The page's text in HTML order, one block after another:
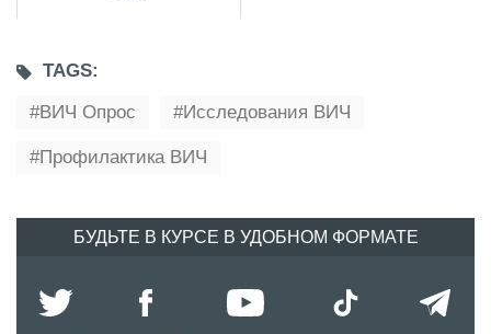
TAGS:
ВИЧ Опрос
Исследования ВИЧ
Профилактика ВИЧ
БУДЬТЕ В КУРСЕ В УДОБНОМ ФОРМАТЕ